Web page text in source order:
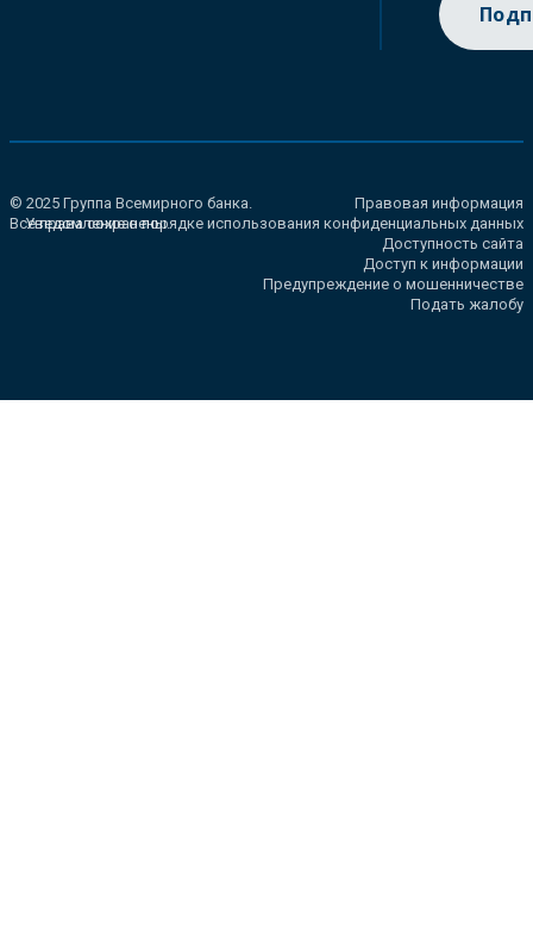
© 2025 Группа Всемирного банка.
Все права сохранены.
Правовая информация
Уведомление о порядке использования конфиденциальных данных
Доступность сайта
Доступ к информации
Предупреждение о мошенничестве
Подать жалобу